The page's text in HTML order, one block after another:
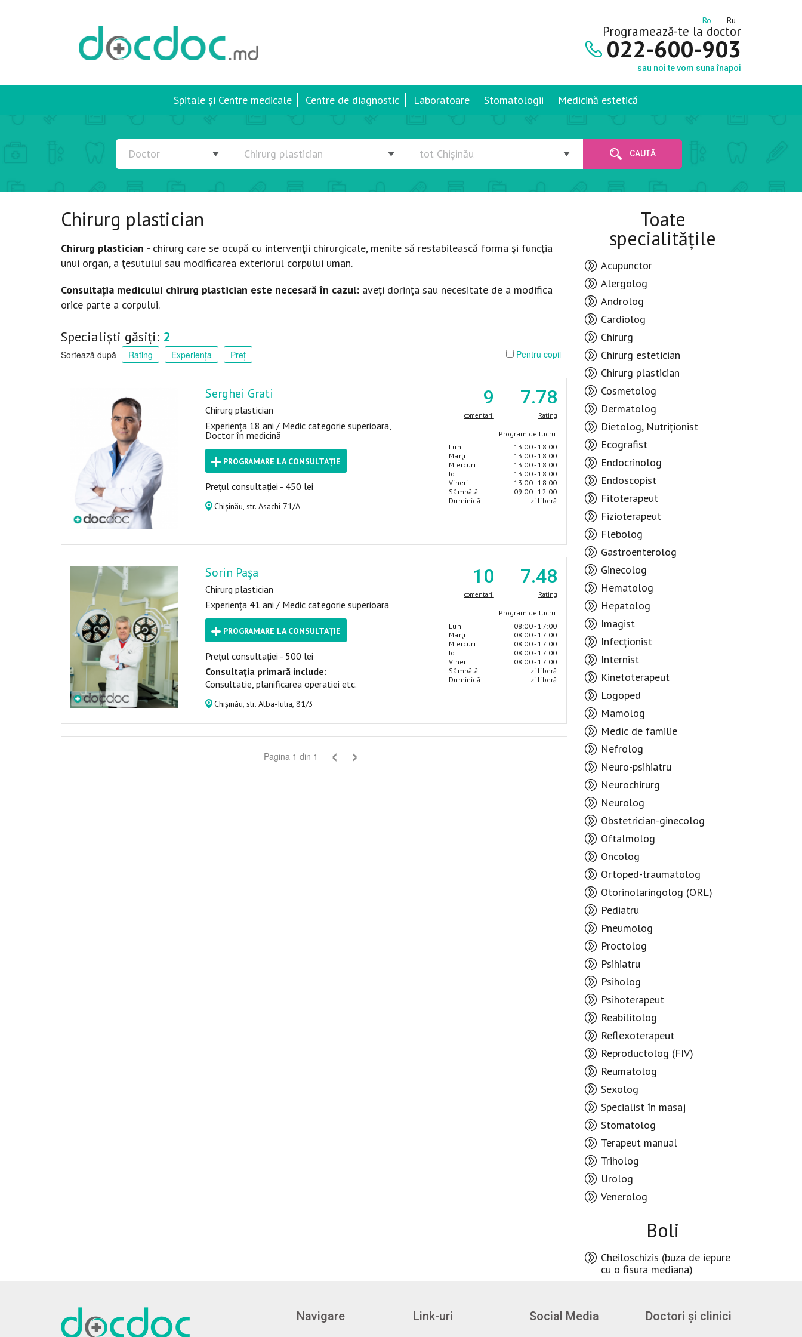
Ro Ru
Programează-te la doctor
022-600-903
sau noi te vom suna înapoi
Spitale și Centre medicale Centre de diagnostic Laboratoare Stomatologii Medicină estetică
CAUTĂ
Chirurg plastician
Chirurg plastician - chirurg care se ocupă cu intervenţii chirurgicale, menite să restabilească forma şi funcţia
unui organ, a ţesutului sau modificarea exteriorul corpului uman.
Consultația medicului chirurg plastician este necesară în cazul: aveţi dorinţa sau necesitate de a modifica
orice parte a corpului.
Specialiști găsiți: 2
Sortează după Rating Experiența Preț Pentru copii
Serghei Grati
Chirurg plastician
Experiența 18 ani / Medic categorie superioara,
Doctor în medicină
PROGRAMARE LA CONSULTAȚIE
Prețul consultației - 450 lei
Chișinău, str. Asachi 71/A
9
comentarii
7.78
Rating
Program de lucru:
Luni
Marţi
Miercuri
Joi
Vineri
Sâmbătă
Duminică
13:00 - 18:00
13:00 - 18:00
13:00 - 18:00
13:00 - 18:00
13:00 - 18:00
09:00 - 12:00
zi liberă
Sorin Pașa
Chirurg plastician
Experiența 41 ani / Medic categorie superioara
PROGRAMARE LA CONSULTAȚIE
Prețul consultației - 500 lei
Consultaţia primară include:
Consultatie, planificarea operatiei etc.
Chișinău, str. Alba-Iulia, 81/3
10
comentarii
7.48
Rating
Program de lucru:
Luni
Marţi
Miercuri
Joi
Vineri
Sâmbătă
Duminică
08:00 - 17:00
08:00 - 17:00
08:00 - 17:00
08:00 - 17:00
08:00 - 17:00
zi liberă
zi liberă
Pagina 1 din 1 ‹ ›
Toate
specialitățile
Acupunctor
Alergolog
Androlog
Cardiolog
Chirurg
Chirurg estetician
Chirurg plastician
Cosmetolog
Dermatolog
Dietolog, Nutriționist
Ecografist
Endocrinolog
Endoscopist
Fitoterapeut
Fizioterapeut
Flebolog
Gastroenterolog
Ginecolog
Hematolog
Hepatolog
Imagist
Infecționist
Internist
Kinetoterapeut
Logoped
Mamolog
Medic de familie
Nefrolog
Neuro-psihiatru
Neurochirurg
Neurolog
Obstetrician-ginecolog
Oftalmolog
Oncolog
Ortoped-traumatolog
Otorinolaringolog (ORL)
Pediatru
Pneumolog
Proctolog
Psihiatru
Psiholog
Psihoterapeut
Reabilitolog
Reflexoterapeut
Reproductolog (FIV)
Reumatolog
Sexolog
Specialist în masaj
Stomatolog
Terapeut manual
Triholog
Urolog
Venerolog
Boli
Cheiloschizis (buza de iepure
cu o fisura mediana)
Navigare Link-uri Social Media Doctori și clinici